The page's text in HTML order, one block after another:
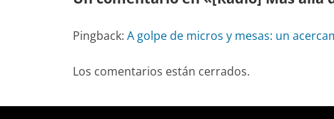
Pingback: A golpe de micros y mesas: un
Los comentarios están cerrados.